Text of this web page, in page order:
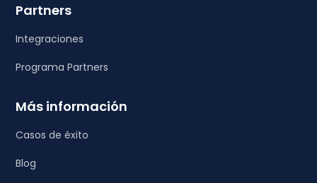
Partners
Integraciones
Programa Partners
Más información
Casos de éxito
Blog